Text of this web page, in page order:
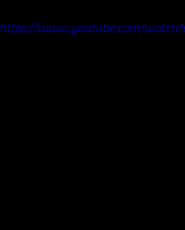
https://www.youtube.com/